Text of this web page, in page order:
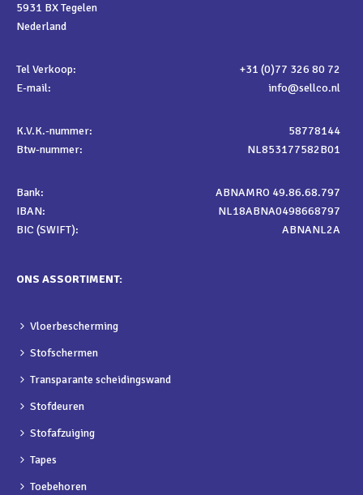
5931 BX Tegelen
Nederland
Tel Verkoop:
+31 (0)77 326 80 72
E-mail:
info@sellco.nl
K.V.K.-nummer:
58778144
Btw-nummer:
NL853177582B01
Bank:
ABNAMRO 49.86.68.797
IBAN:
NL18ABNA0498668797
BIC (SWIFT):
ABNANL2A
ONS ASSORTIMENT:
Vloerbescherming
Stofschermen
Transparante scheidingswand
Stofdeuren
Stofafzuiging
Tapes
Toebehoren